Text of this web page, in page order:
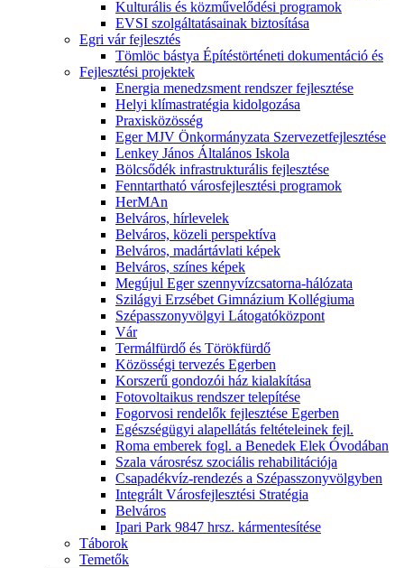
Kulturális és közművelődési programok
EVSI szolgáltatásainak biztosítása
Egri vár fejlesztés
Tömlöc bástya Építéstörténeti dokumentáció és
Fejlesztési projektek
Energia menedzsment rendszer fejlesztése
Helyi klímastratégia kidolgozása
Praxisközösség
Eger MJV Önkormányzata Szervezetfejlesztése
Lenkey János Általános Iskola
Bölcsődék infrastrukturális fejlesztése
Fenntartható városfejlesztési programok
HerMAn
Belváros, hírlevelek
Belváros, közeli perspektíva
Belváros, madártávlati képek
Belváros, színes képek
Megújul Eger szennyvízcsatorna-hálózata
Szilágyi Erzsébet Gimnázium Kollégiuma
Szépasszonyvölgyi Látogatóközpont
Vár
Termálfürdő és Törökfürdő
Közösségi tervezés Egerben
Korszerű gondozói ház kialakítása
Fotovoltaikus rendszer telepítése
Fogorvosi rendelők fejlesztése Egerben
Egészségügyi alapellátás feltételeinek fejl.
Roma emberek fogl. a Benedek Elek Óvodában
Szala városrész szociális rehabilitációja
Csapadékvíz-rendezés a Szépasszonyvölgyben
Integrált Városfejlesztési Stratégia
Belváros
Ipari Park 9847 hrsz. kármentesítése
Táborok
Temetők